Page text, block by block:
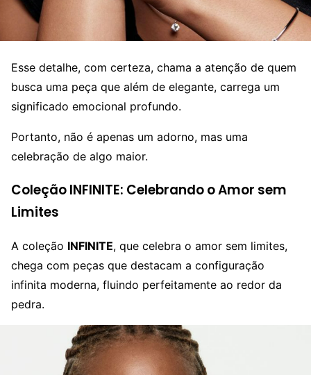
Esse detalhe, com certeza, chama a atenção de quem
busca uma peça que além de elegante, carrega um
significado emocional profundo.
Portanto, não é apenas um adorno, mas uma
celebração de algo maior.
Coleção INFINITE: Celebrando o Amor sem
Limites
A coleção INFINITE, que celebra o amor sem limites,
chega com peças que destacam a configuração
infinita moderna, fluindo perfeitamente ao redor da
pedra.